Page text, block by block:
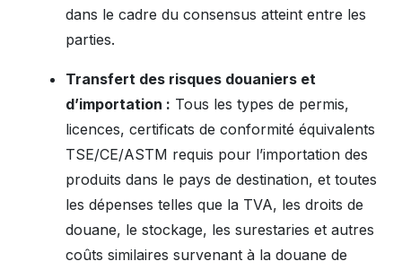
dans le cadre du consensus atteint entre les
parties.
Transfert des risques douaniers et
d’importation : Tous les types de permis,
licences, certificats de conformité équivalents
TSE/CE/ASTM requis pour l’importation des
produits dans le pays de destination, et toutes
les dépenses telles que la TVA, les droits de
douane, le stockage, les surestaries et autres
coûts similaires survenant à la douane de